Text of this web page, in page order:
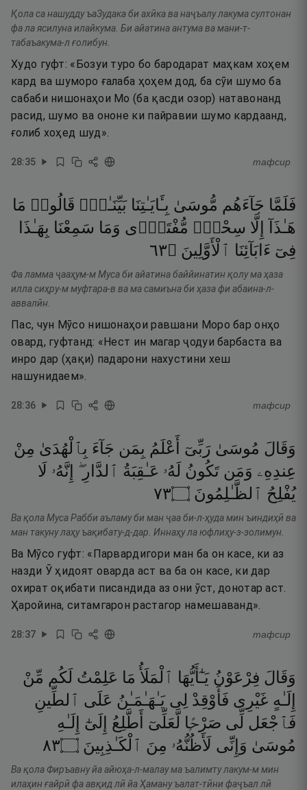
Қола са нашудду ъаЗудака би ахӣка ва наҷъалу лакума султонан
фа ла ясилуна илайкума. Би айатина антума ва мани-т-
табаъакума-л ғолибун.
Худо гуфт: «Бозуи туро бо бародарат маҳкам хоҳем
кард ва шуморо ғалаба ҳоҳем дод, ба сӯи шумо ба
сабаби нишонаҳои Мо (ба қасди озор) натавонанд
расид, шумо ва ононе ки пайравии шумо кардаанд,
ғолиб хоҳед шуд».
28:35 тафсир
فَلَمَّا جَآءَهُم مُّوسَىٰ بِـَٔايَـٰتِنَا بَيِّنَـٰتٍۢ قَالُوا۟ مَا
هَـٰذَآ
إِلَّا سِحْرٌۭ مُّفْتَرًۭى وَمَا سَمِعْنَا بِهَـٰذَا
فِىٓ ءَابَآئِنَا ٱلْأَوَّلِينَ ۝٣٦
Фа ламма ҷааҳум-м Муса би айатина баййинатин қолу ма ҳаза
илла сиҳру-м муфтара-в ва ма самиъна би ҳаза фи абаина-л-
аввалӣн.
Пас, чун Мӯсо нишонаҳои равшани Моро бар онҳо
овард, гуфтанд: «Нест ин магар ҷодуи барбаста ва
инро дар (ҳақи) падарони нахустини хеш
нашунидаем».
28:36 тафсир
وَقَالَ مُوسَىٰ رَبِّىٓ أَعْلَمُ بِمَن جَآءَ بِٱلْهُدَىٰ مِنْ
عِندِهِۦ وَمَن تَكُونُ لَهُۥ عَـٰقِبَةُ ٱلدَّارِ ۖ إِنَّهُۥ لَا
يُفْلِحُ ٱلظَّـٰلِمُونَ ۝٣٧
Ва қола Муса Рабби аъламу би ман ҷаа би-л-ҳуда мин ъиндиҳӣ ва
ман такуну лаҳу ъақибату-д-дар. Иннаҳу ла юфлиҳу-з-золимун.
Ва Мӯсо гуфт: «Парвардигори ман ба он касе, ки аз
назди Ӯ ҳидоят оварда аст ва ба он касе, ки дар
охират оқибати писандида аз они ӯст, донотар аст.
Ҳаройина, ситамгарон растагор намешаванд».
28:37 тафсир
وَقَالَ فِرْعَوْنُ يَـٰٓأَيُّهَا ٱلْمَلَأُ مَا عَلِمْتُ لَكُم مِّنْ
إِلَـٰهٍ غَيْرِى فَأَوْقِدْ لِى يَـٰهَـٰمَـٰنُ عَلَى ٱلطِّينِ
فَٱجْعَل لِّى صَرْحًۭا لَّعَلِّىٓ أَطَّلِعُ إِلَىٰٓ
إِلَـٰهِ
مُوسَىٰ وَإِنِّى لَأَظُنُّهُۥ مِنَ ٱلْكَـٰذِبِينَ ۝٣٨
Ва қола Фиръавну йа айюҳа-л-малау ма ъалимту лакум-м мин
илаҳин ғайрӣ фа авқид лӣ йа Ҳаману ъалат-тӣни фаҷъал лӣ